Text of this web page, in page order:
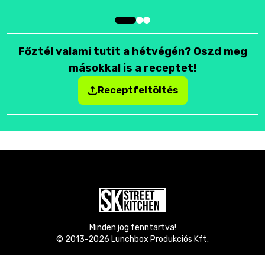
Főztél valami tutit a hétvégén? Oszd meg
másokkal is a receptet!
Receptfeltöltés
Minden jog fenntartva!
© 2013-2026 Lunchbox Produkciós Kft.